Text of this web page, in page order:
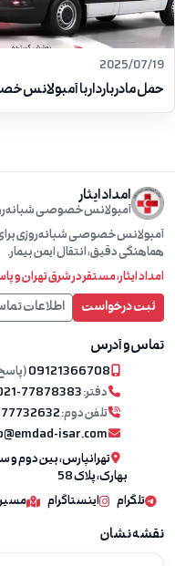
2025/07/19
حمل مادر باردار با
امداد ایثار
آمبولانس خصوصی
آمبولانس خصوصی شبانه‌روزی برای
هماهنگی دقیق، انتقال ایمن بیمار.
امداد ایثار، مستقر در شرق تهران و
ثبت درخواست اطلاعات
تماس و آدرس
09121366708(پاسخ‌گویی 24 ساعته
دفتر:77878383
تلفن دوم:
isar.com
بهارک، پلاک 58
تلگرام
اینستاگرام
نقشه نشان